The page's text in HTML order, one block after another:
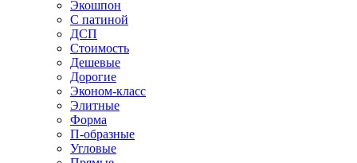
Экошпон
С патиной
ДСП
Стоимость
Дешевые
Дорогие
Эконом-класс
Элитные
Форма
П-образные
Угловые